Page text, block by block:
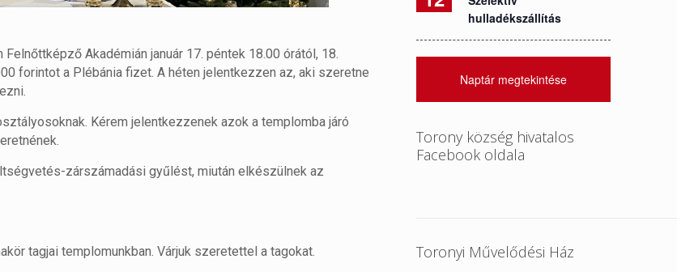
Akadémián január 17. péntek 18.00 órától, 18.
forintot a Plébánia fizet. A héten jelentkezzen az, aki szeretne
Kérem jelentkezzenek azok a templomba járó
zárszámadási gyűlést, miután elkészülnek az
tagjai templomunkban. Várjuk szeretettel a tagokat.
hulladékszállítás
Naptár megtekintése
Torony község hivatalos
Facebook oldala
Toronyi Művelődési Ház